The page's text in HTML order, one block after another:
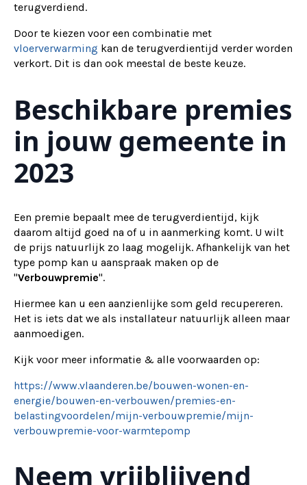
terugverdiend.
Door te kiezen voor een combinatie met
vloerverwarming kan de terugverdientijd verder worden
verkort. Dit is dan ook meestal de beste keuze.
Beschikbare premies
in jouw gemeente in
2023
Een premie bepaalt mee de terugverdientijd, kijk
daarom altijd goed na of u in aanmerking komt. U wilt
de prijs natuurlijk zo laag mogelijk. Afhankelijk van het
type pomp kan u aanspraak maken op de
"Verbouwpremie".
Hiermee kan u een aanzienlijke som geld recupereren.
Het is iets dat we als installateur natuurlijk alleen maar
aanmoedigen.
Kijk voor meer informatie & alle voorwaarden op:
https://www.vlaanderen.be/bouwen-wonen-en-
energie/bouwen-en-verbouwen/premies-en-
belastingvoordelen/mijn-verbouwpremie/mijn-
verbouwpremie-voor-warmtepomp
Neem vrijblijvend